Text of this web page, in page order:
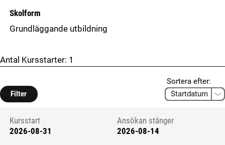
Skolform
Grundläggande utbildning
Antal Kursstarter: 1
Filter
Sortera efter:
Kursstart 6326949
Kursstart
2026-08-31
Ansökan stänger
2026-08-14